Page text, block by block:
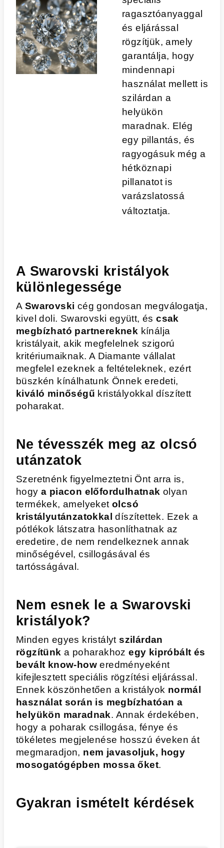
ragasztóanyaggal
és eljárással
rögzítjük, amely
garantálja, hogy
mindennapi
használat mellett is
szilárdan a
helyükön
maradnak. Elég
egy pillantás, és
ragyogásuk még a
hétköznapi
pillanatot is
varázslatossá
változtatja.
A Swarovski kristályok
különlegessége
A Swarovski cég gondosan megválogatja,
kivel doli. Swarovski együtt, éscsak
megbízható partnereknek kínálja
kristályait, akik megfelelnek szigorú
kritériumaiknak. A Diamante vállalat
megfelel ezeknek a feltételeknek, ezért
büszkén kínálhatunk Önnek eredeti,
kiváló minőségű kristályokkal díszített
poharakat.
Ne tévesszék meg az olcsó
utánzatok
Szeretnénk figyelmeztetni Önt arra is,
hogy a piacon előfordulhatnak olyan
termékek, amelyeket olcsó
kristályutánzatokkal díszítettek. Ezek a
pótlékok látszatra hasonlíthatnak az
eredetire, de nem rendelkeznek annak
minőségével, csillogásával és
tartósságával.
Nem esnek le a Swarovski
kristályok?
Minden egyes kristálytszilárdan
rögzítünk a poharakhozegy kipróbált és
bevált know-how eredményeként
kifejlesztett speciális rögzítési eljárással.
Ennek köszönhetően a kristályok normál
használat során is megbízhatóan a
helyükön maradnak. Annak érdekében,
hogy a poharak csillogása, fénye és
tökéletes megjelenése hosszú éveken át
megmaradjon, nem javasoljuk, hogy
mosogatógépben mossa őket.
Gyakran ismételt kérdések